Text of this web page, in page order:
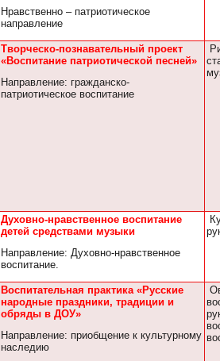
Нравственно – патриотическое
направление
Творческо-познавательный проект
«Воспитание патриотической песней»
Направление: гражданско-
патриотическое воспитание
Духовно-нравственное воспитание
детей средствами музыки
Направление: Духовно-нравственное
воспитание.
Воспитательная практика «Русские
народные праздники, традиции и
обряды в ДОУ»
Направление: приобщение к культурному
наследию